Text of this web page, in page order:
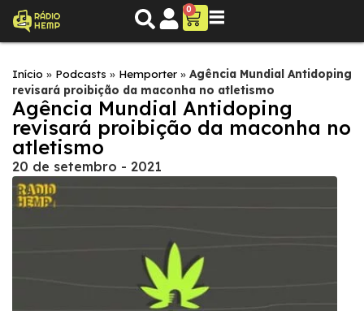
0
Início » Podcasts » Hemporter » Agência Mundial Antidoping
revisará proibição da maconha no atletismo
Agência Mundial Antidoping
revisará proibição da maconha no
atletismo
20 de setembro - 2021